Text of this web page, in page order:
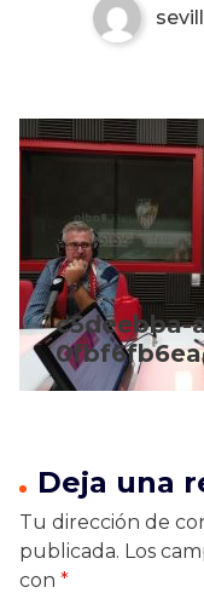
c5deebba-
Deja una
Tu dirección de
publicada. Los
con *